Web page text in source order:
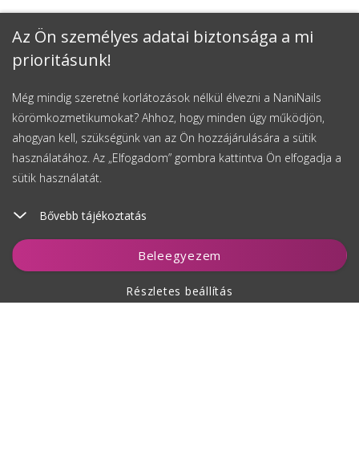
Az Ön személyes adatai biztonsága a mi
prioritásunk!
Még mindig szeretné korlátozások nélkül élvezni a NaniNails
körömkozmetikumokat? Ahhoz, hogy minden úgy működjön,
ahogyan kell, szükségünk van az Ön hozzájárulására a sütik
használatához. Az „Elfogadom” gombra kattintva Ön elfogadja a
sütik használatát.
Bővebb tájékoztatás
Beleegyezem
Részletes beállítás